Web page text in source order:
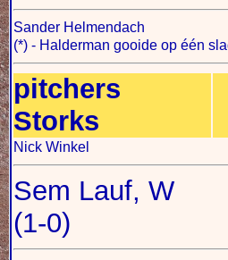
Sander Helmendach
(*) - Halderman gooide op één
pitchers
Storks
Nick Winkel
Sem Lauf, W
(1-0)